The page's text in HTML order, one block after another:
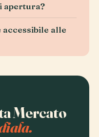
apertura?
alle
Mercato